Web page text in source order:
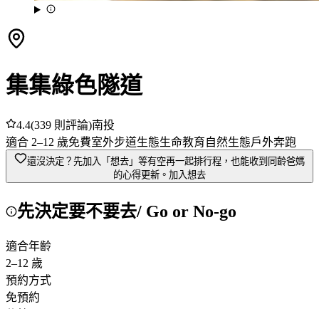
集集綠色隧道
4.4(339 則評論)南投
適合 2–12 歲免費室外步道生態生命教育自然生態戶外奔跑
還沒決定？先加入「想去」 等有空再一起排行程，也能收到同齡爸媽
的心得更新。 加入想去
先決定要不要去/ Go or No-go
適合年齡
2–12 歲
預約方式
免預約